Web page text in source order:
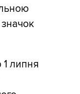
значок
1 липня